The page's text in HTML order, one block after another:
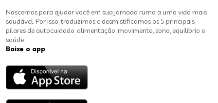
Nascemos para ajudar você em sua jornada rumo a uma vida mais
saudável. Por isso, traduzimos e desmistificamos os 5 principais
pilares de autocuidado: alimentação, movimento, sono, equilíbrio e
saúde.
Baixe o app